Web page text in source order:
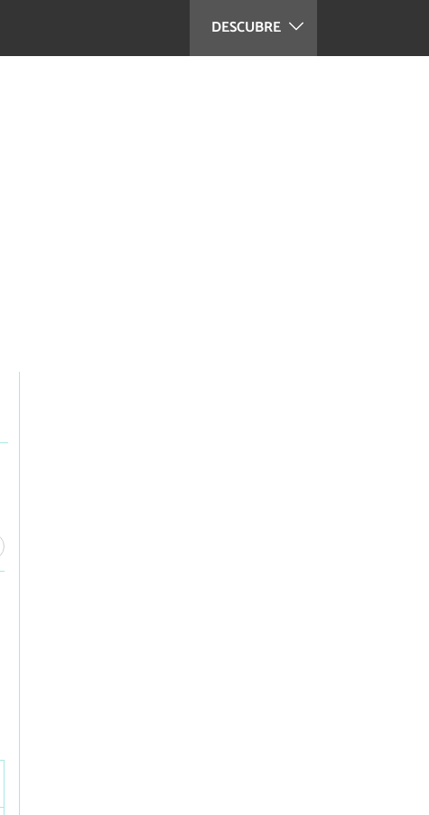
DESCUBRE